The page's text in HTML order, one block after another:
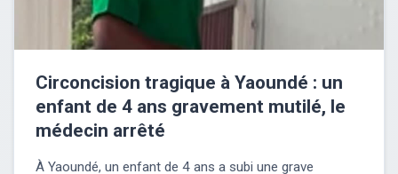
Circoncision tragique à Yaoundé : un
enfant de 4 ans gravement mutilé, le
médecin arrêté
À Yaoundé, un enfant de 4 ans a subi une grave